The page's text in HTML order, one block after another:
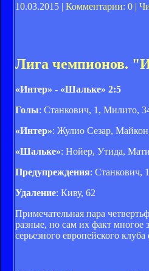
10.03.2015 | Комментарии: 0 |
Лига чемпионов.
«Интер» - «Шальке» 2:5
Голы: Станкович, 1, Милито,
«Интер»: Жулио Сезар,
«Шальке»: Нойер, Утида,
Предупреждения: Станкович,
Удаление: Киву, 62
Примечательная пара
разные, но сам их факт многое
серьезного европейского